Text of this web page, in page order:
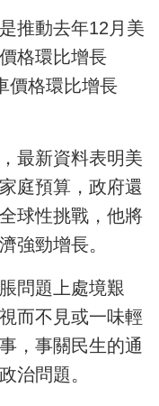
推動去年12月美
格環比增長
價格環比增長
最新資料表明美
庭預算，政府還
球性挑戰，他將
強勁增長。
問題上處境艱
而不見或一味輕
，事關民生的通
治問題。